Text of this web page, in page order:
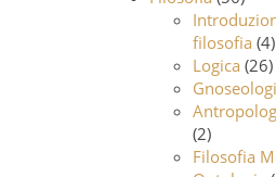
filosofia (4)
Logica (26)
(2)
Filosofia